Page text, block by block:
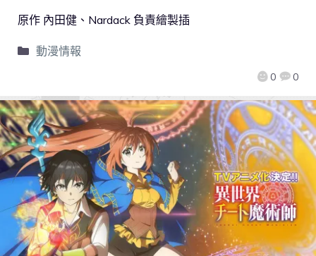
0 0
原作 內田健、Nardack 負責繪製插
動漫情報